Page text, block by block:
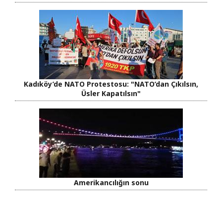
Kadıköy’de NATO Protestosu: "NATO’dan Çıkılsın,
Üsler Kapatılsın"
Amerikancılığın sonu